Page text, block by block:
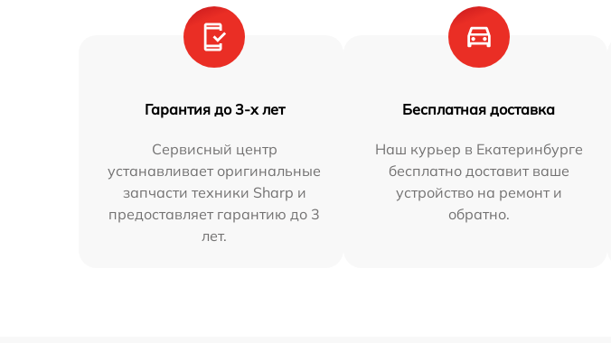
Гарантия до 3-х лет
Сервисный центр
устанавливает оригинальные
запчасти техники Sharp и
предоставляет гарантию до 3
лет.
Бесплатная доставка
Наш курьер в Екатеринбурге
бесплатно доставит ваше
устройство на ремонт и
обратно.